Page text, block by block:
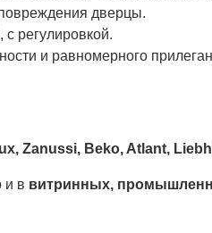
дверцы.
регулировкой.
и равномерного
Zanussi, Beko, Atlant,
и в витринных,